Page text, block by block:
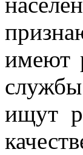
имеют
ищут